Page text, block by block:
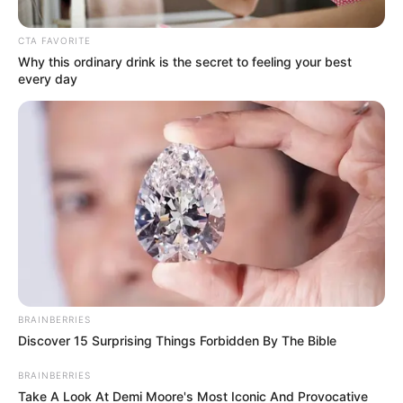
exponen a una multa de $633.111 y posible
inmovilización del vehículo.
DTB
Para los conductores del poder amarillo también hay
restricción vehicular, iniciando a las 7:00 a.m.
Por:Juan David Quijano Castillo
CTA FAVORITE
Why this ordinary drink is the secret to feeling your best
every day
BRAINBERRIES
Discover 15 Surprising Things Forbidden By The Bible
BRAINBERRIES
Take A Look At Demi Moore's Most Iconic And Provocative